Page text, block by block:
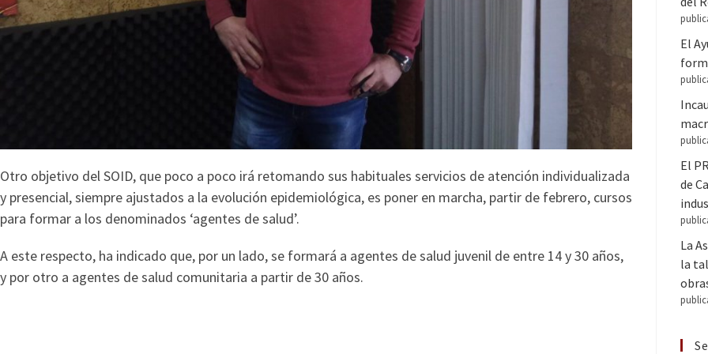
Otro objetivo del SOID, que poco a poco irá retomando sus habituales servicios de atención individualizada
y presencial, siempre ajustados a la evolución epidemiológica, es poner en marcha, partir de febrero, cursos
para formar a los denominados ‘agentes de salud’.
A este respecto, ha indicado que, por un lado, se formará a agentes de salud juvenil de entre 14 y 30 años,
y por otro a agentes de salud comunitaria a partir de 30 años.
El
El
de
La
la